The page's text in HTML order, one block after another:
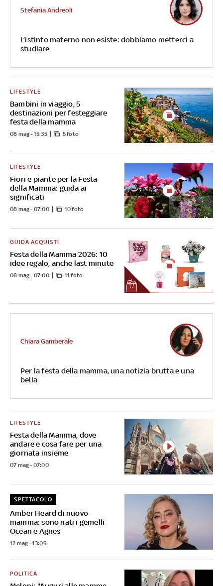
L’istinto materno non esiste: dobbiamo metterci a
studiare
Stefania Andreoli
Bambini in viaggio, 5
destinazioni per festeggiare
festa della mamma
LIFESTYLE
08 mag - 15:35 5 foto
Fiori e piante per la Festa
della Mamma: guida ai
significati
LIFESTYLE
08 mag - 07:00 10 foto
Festa della Mamma 2026: 10
idee regalo, anche last minute
GUIDA ACQUISTI
08 mag - 07:00 11 foto
Per la festa della mamma, una notizia brutta e una
bella
Chiara Gamberale
Festa della Mamma, dove
andare e cosa fare per una
giornata insieme
LIFESTYLE
07 mag - 07:00
Amber Heard di nuovo
mamma: sono nati i gemelli
Ocean e Agnes
SPETTACOLO
12 mag - 13:05
POLITICA